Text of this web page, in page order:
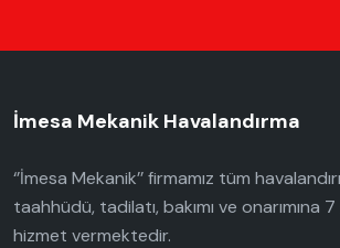
İmesa Mekanik Havalandırma
‘’İmesa Mekanik’’ firmamız tüm
taahhüdü, tadilatı, bakımı ve onarımına
hizmet vermektedir.